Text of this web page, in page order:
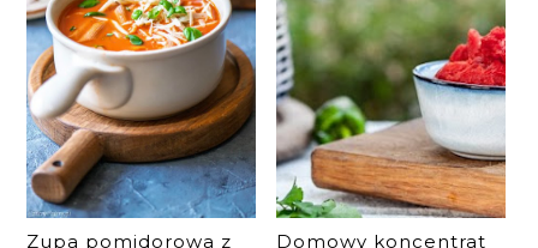
Zupa pomidorowa z
Domowy koncentrat